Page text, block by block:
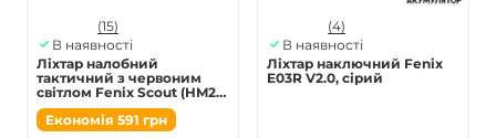
(15)
В наявності
Ліхтар налобний
тактичний з червоним
світлом Fenix Scout (HM23
V2.0) | Лімітована серія
Економія 591 грн
(4)
В наявності
Ліхтар наключний Fenix
E03R V2.0, сірий